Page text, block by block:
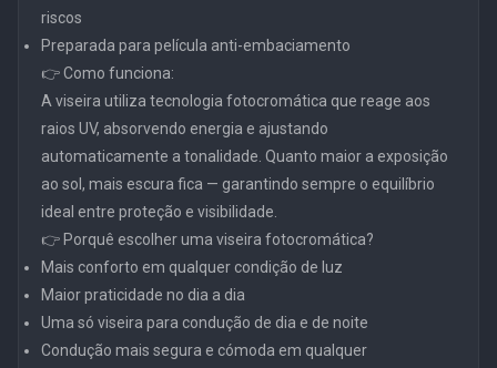
riscos
Preparada para película anti-embaciamento
👉 Como funciona:
A viseira utiliza tecnologia fotocromática que reage aos
raios UV, absorvendo energia e ajustando
automaticamente a tonalidade. Quanto maior a exposição
ao sol, mais escura fica — garantindo sempre o equilíbrio
ideal entre proteção e visibilidade.
👉 Porquê escolher uma viseira fotocromática?
Mais conforto em qualquer condição de luz
Maior praticidade no dia a dia
Uma só viseira para condução de dia e de noite
Condução mais segura e cómoda em qualquer